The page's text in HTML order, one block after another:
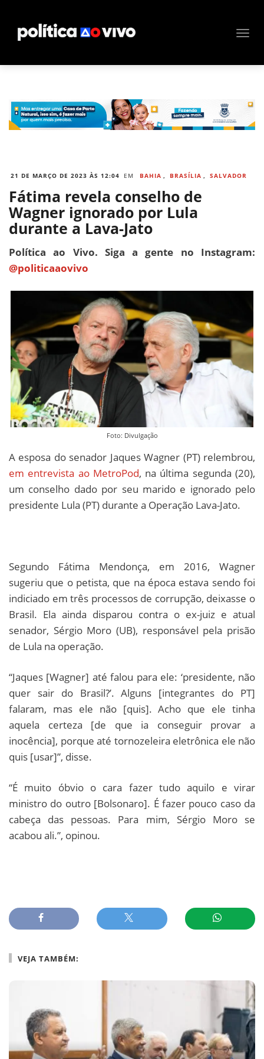
21 DE MARÇO DE 2023 ÀS 12:04 EM BAHIA , BRASÍLIA , SALVADOR
Fátima revela conselho de
Wagner ignorado por Lula
durante a Lava-Jato
Política ao Vivo. Siga a gente no Instagram:
@politicaaovivo
Foto: Divulgação
A esposa do senador Jaques Wagner (PT) relembrou,
em entrevista ao MetroPod, na última segunda (20),
um conselho dado por seu marido e ignorado pelo
presidente Lula (PT) durante a Operação Lava-Jato.
Segundo Fátima Mendonça, em 2016, Wagner
sugeriu que o petista, que na época estava sendo foi
indiciado em três processos de corrupção, deixasse o
Brasil. Ela ainda disparou contra o ex-juiz e atual
senador, Sérgio Moro (UB), responsável pela prisão
de Lula na operação.
“Jaques [Wagner] até falou para ele: ‘presidente, não
quer sair do Brasil?’. Alguns [integrantes do PT]
falaram, mas ele não [quis]. Acho que ele tinha
aquela certeza [de que ia conseguir provar a
inocência], porque até tornozeleira eletrônica ele não
quis [usar]”, disse.
“É muito óbvio o cara fazer tudo aquilo e virar
ministro do outro [Bolsonaro]. É fazer pouco caso da
cabeça das pessoas. Para mim, Sérgio Moro se
acabou ali.”, opinou.
VEJA TAMBÉM: